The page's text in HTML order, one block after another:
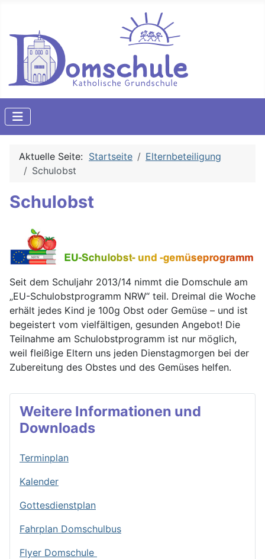
Aktuelle Seite: Startseite
Elternbeteiligung
Schulobst
Schulobst
Seit dem Schuljahr 2013/14 nimmt die Domschule am
„EU-Schulobstprogramm NRW“ teil. Dreimal die Woche
erhält jedes Kind je 100g Obst oder Gemüse – und ist
begeistert vom vielfältigen, gesunden Angebot! Die
Teilnahme am Schulobstprogramm ist nur möglich,
weil fleißige Eltern uns jeden Dienstagmorgen bei der
Zubereitung des Obstes und des Gemüses helfen.
Weitere Informationen und
Downloads
Terminplan
Kalender
Gottesdienstplan
Fahrplan Domschulbus
Flyer Domschule